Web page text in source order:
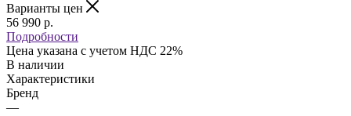
Варианты цен
56 990 р.
Подробности
Цена указана с учетом НДС 22%
В наличии
Характеристики
Бренд
—